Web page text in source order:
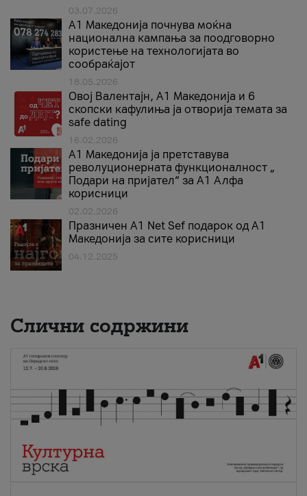
03.07.2026
A1 Македонија почнува моќна
национална кампања за поодговорно
користење на технологијата во
сообраќајот
18.05.2026
Овој Валентајн, A1 Македонија и 6
скопски кафулиња ја отворија темата за
safe dating
16.02.2026
А1 Македонија ја претставува
револуционерната функционалност „
Подари на пријател“ за А1 Алфа
корисници
02.02.2026
Празничен A1 Net Sеf подарок од А1
Македонија за сите корисници
04.12.2025
Слични содржини